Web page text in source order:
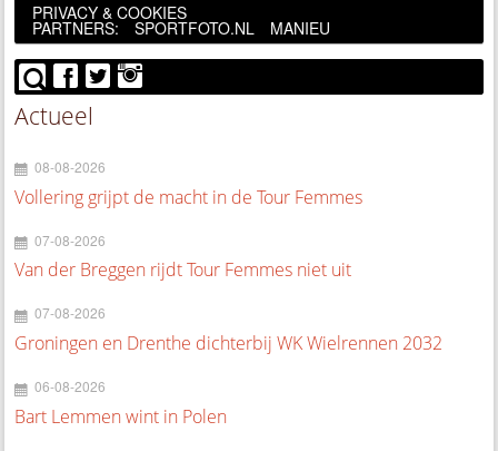
PRIVACY & COOKIES
PARTNERS: SPORTFOTO.NL MANIEU
Actueel
08-08-2026
Vollering grijpt de macht in de Tour Femmes
07-08-2026
Van der Breggen rijdt Tour Femmes niet uit
07-08-2026
Groningen en Drenthe dichterbij WK Wielrennen 2032
06-08-2026
Bart Lemmen wint in Polen